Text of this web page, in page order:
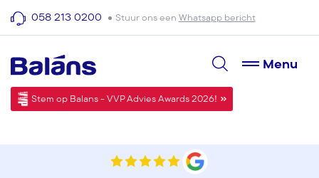
058 213 0200 Stuur ons een Whatsapp bericht
Menu
Stem op Balans - VVP Advies Awards 2026!